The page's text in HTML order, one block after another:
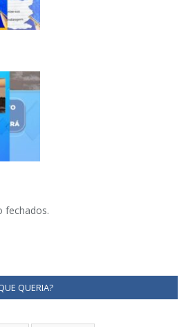
fechados.
QUERIA?